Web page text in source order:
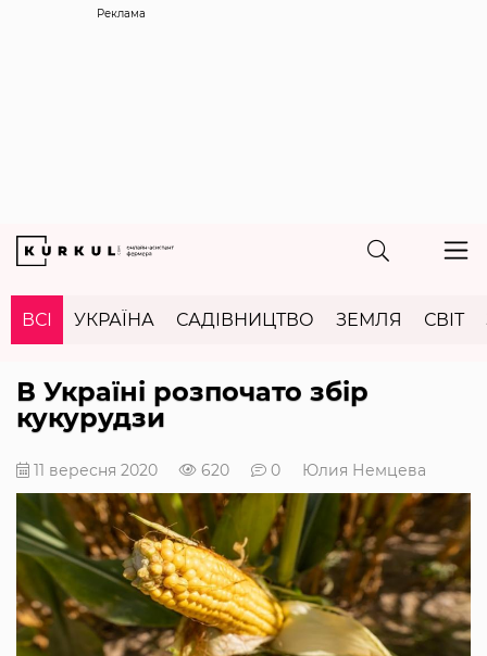
Реклама
ВСІ УКРАЇНА САДІВНИЦТВО ЗЕМЛЯ СВІТ
В Україні розпочато збір
кукурудзи
11 вересня 2020 620 0 Юлия Немцева